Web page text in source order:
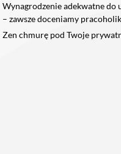
Wynagrodzenie adekwatne do
– zawsze doceniamy
Zen chmurę pod Twoje